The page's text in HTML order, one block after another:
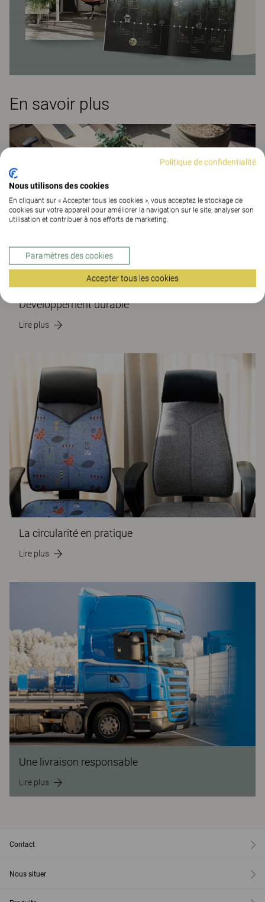
En savoir plus
Développement durable
Lire plus
La circularité en pratique
Lire plus
Une livraison responsable
Lire plus
Contact
Nous situer
Politique de confidentialité
Nous utilisons des cookies
En cliquant sur « Accepter tous les cookies », vous acceptez le stockage de
cookies sur votre appareil pour améliorer la navigation sur le site, analyser son
utilisation et contribuer à nos efforts de marketing.
Paramètres des cookies
Accepter tous les cookies